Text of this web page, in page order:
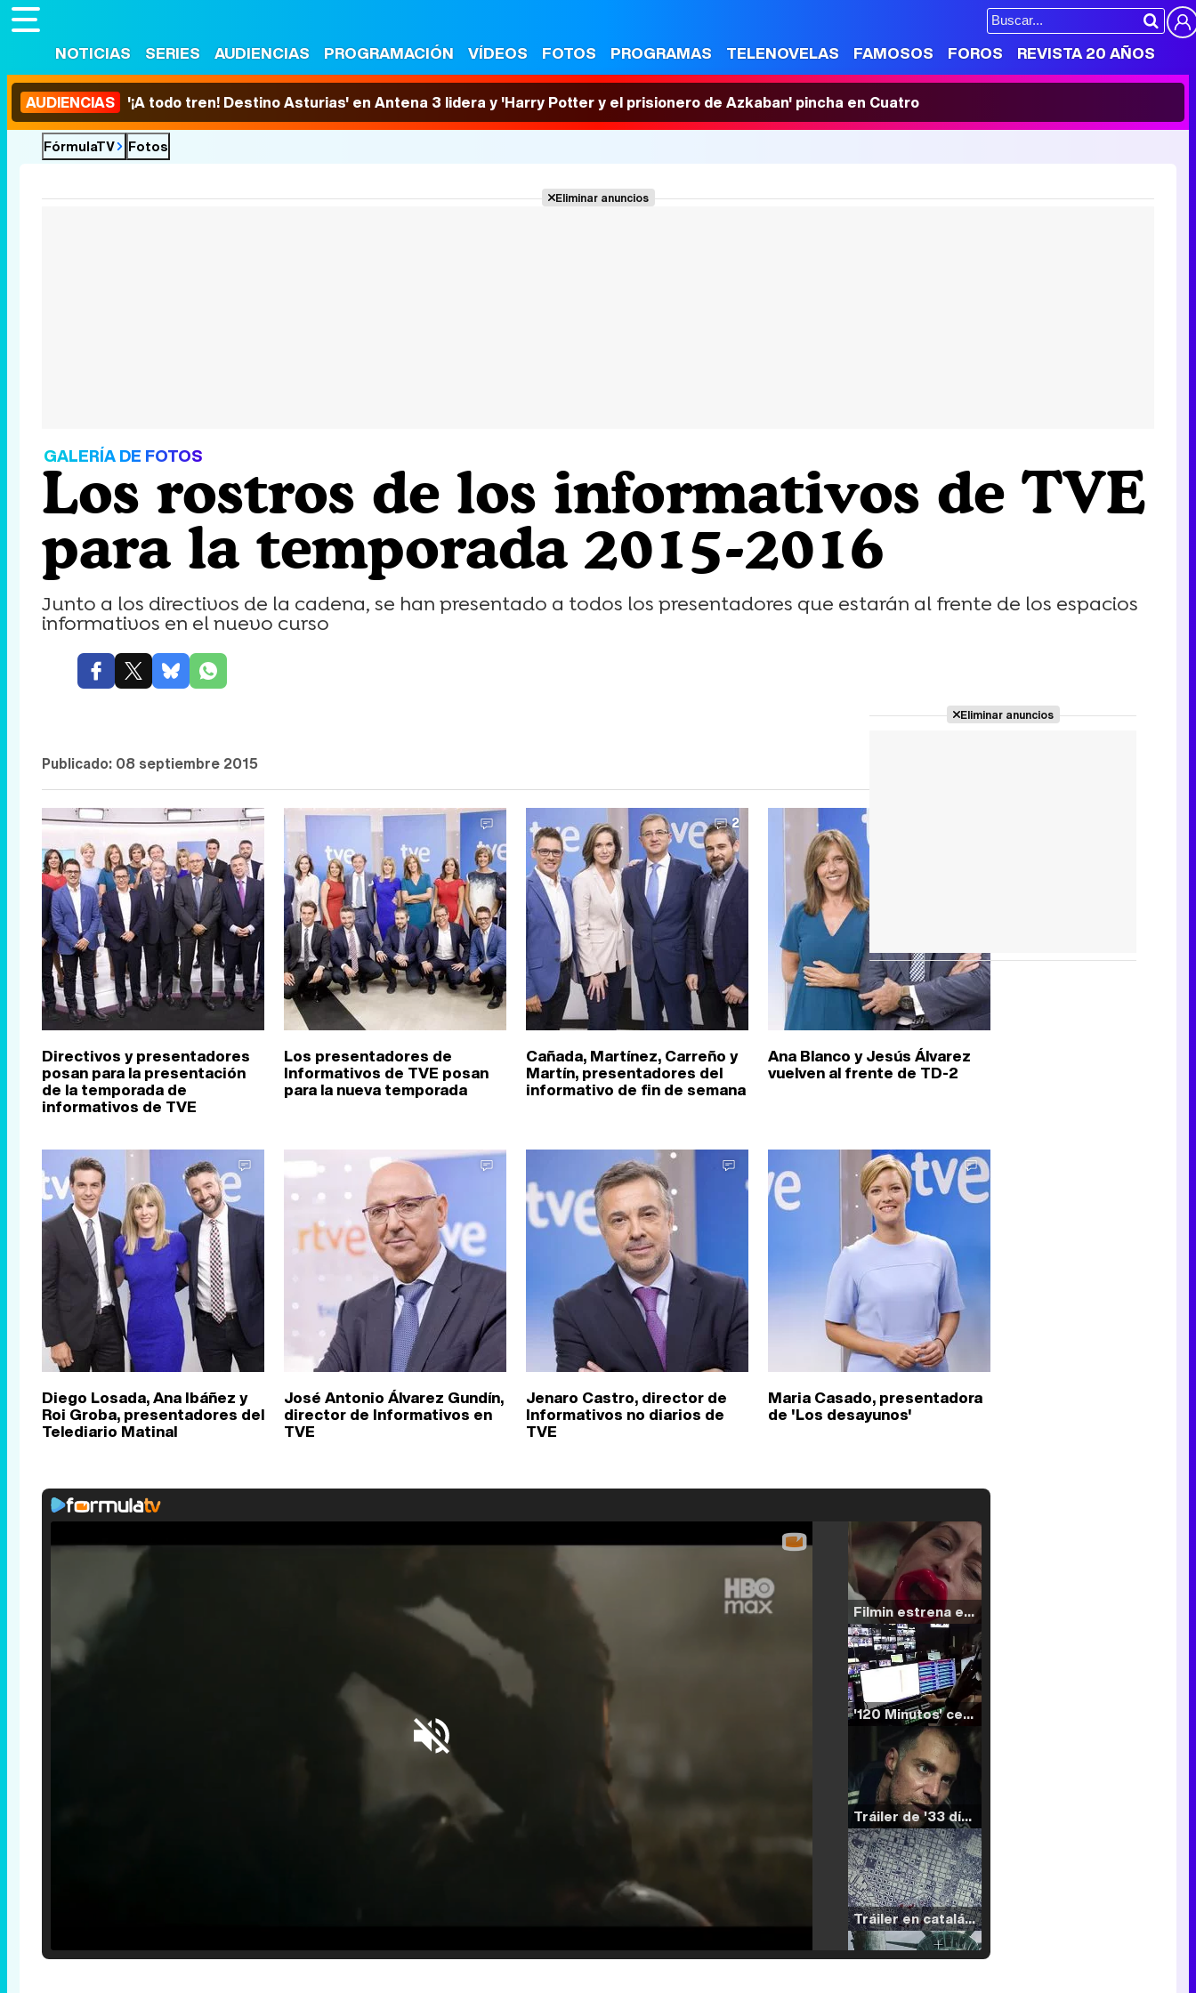
NOTICIAS SERIES AUDIENCIAS PROGRAMACIÓN VÍDEOS FOTOS PROGRAMAS TELENOVELAS FAMOSOS FOROS REVISTA 20 AÑOS
AUDIENCIAS '¡A todo tren! Destino Asturias' en Antena 3 lidera y 'Harry Potter y el prisionero de Azkaban' pincha en Cuatro
FórmulaTV Fotos
Eliminar anuncios
GALERÍA DE FOTOS
Los rostros de los informativos de TVE
para la temporada 2015-2016
Junto a los directivos de la cadena, se han presentado a todos los presentadores que estarán al frente de los espacios
informativos en el nuevo curso
Publicado: 08 septiembre 2015
Directivos y presentadores
posan para la presentación
de la temporada de
informativos de TVE
Los presentadores de
Informativos de TVE posan
para la nueva temporada
2
Cañada, Martínez, Carreño y
Martín, presentadores del
informativo de fin de semana
Ana Blanco y Jesús Álvarez
vuelven al frente de TD-2
Diego Losada, Ana Ibáñez y
Roi Groba, presentadores del
Telediario Matinal
Filmin estrena el tráiler de 'Millennial Mal', su nueva comedia universitaria de la mano de Lorena Iglesias
'120 Minutos' celebra sus 2.000 programas en Telemadrid con un vídeo del día a día en la redacción
Tráiler de '33 días', la nueva serie de Atresplayer con Julián Villagrán y José Manuel Poga
Tráiler en catalán de 'Ravalear', la nueva serie de HBO Max sobre los fondos buitre
José Antonio Álvarez Gundín,
director de Informativos en
TVE
Jenaro Castro, director de
Informativos no diarios de
TVE
Maria Casado, presentadora
de 'Los desayunos'
Eliminar anuncios